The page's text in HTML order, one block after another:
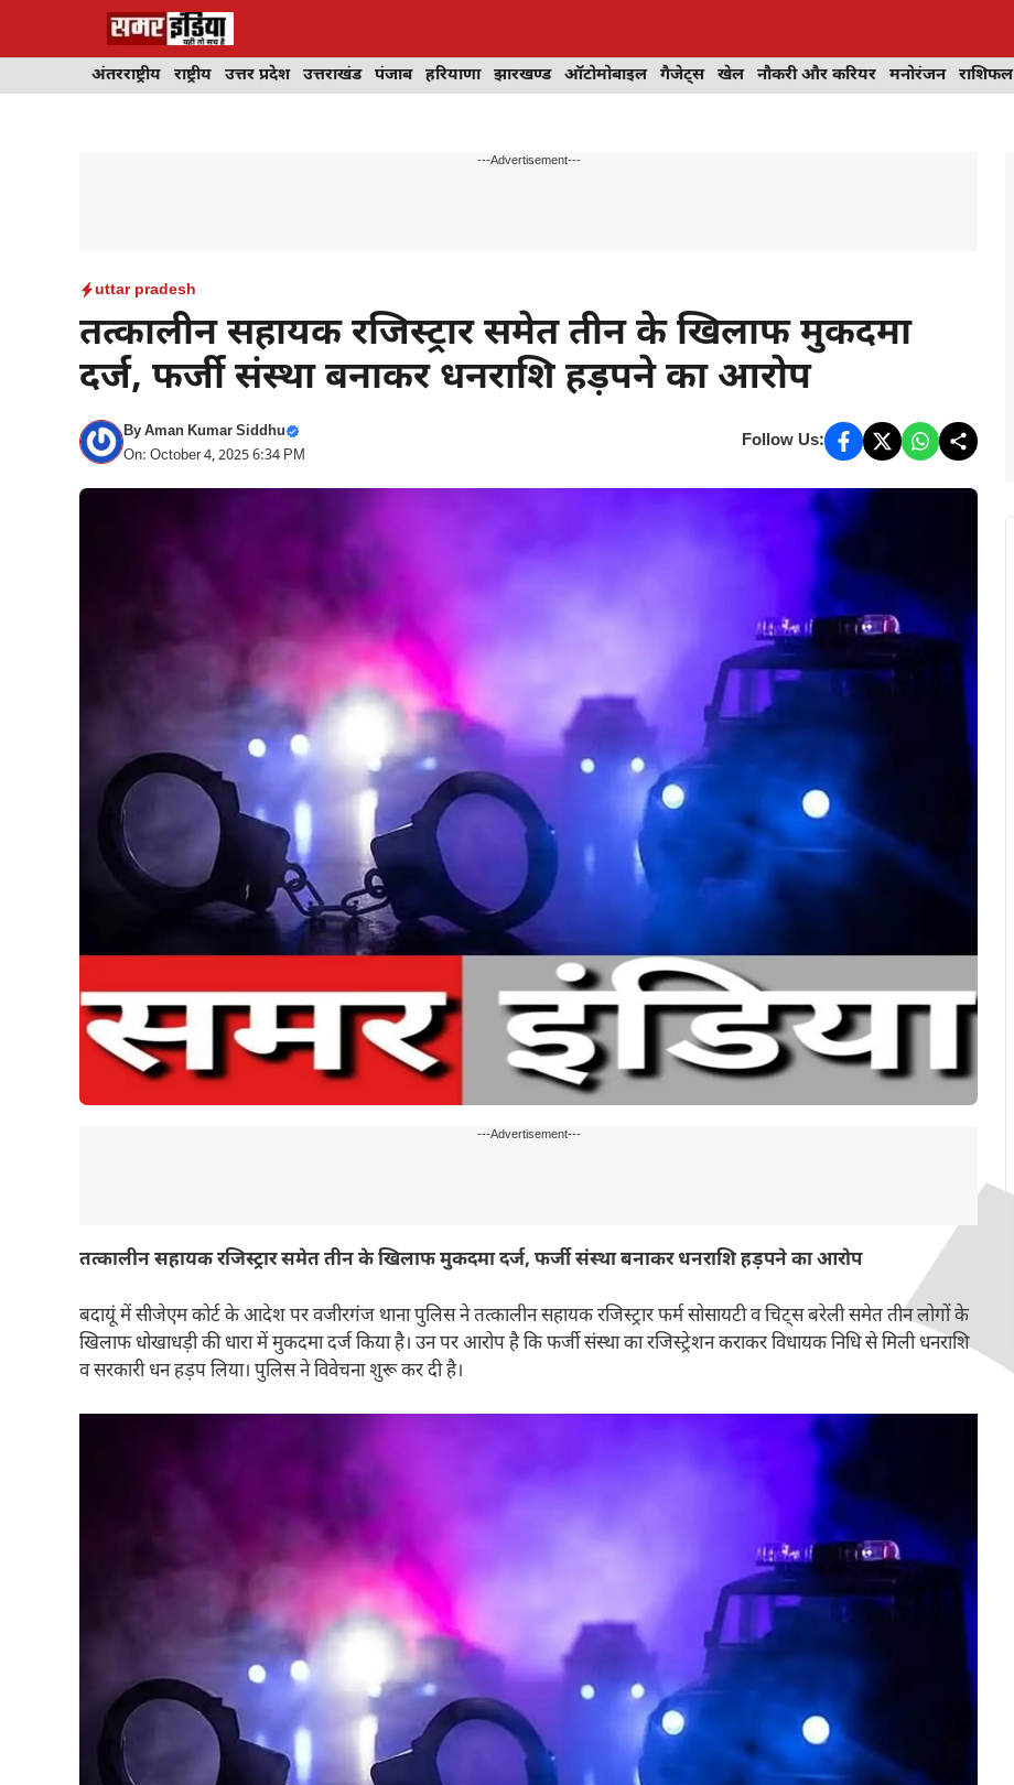
अंतरराष्ट्रीय राष्ट्रीय उत्तर प्रदेश उत्तराखंड पंजाब हरियाणा झारखण्ड ऑटोमोबाइल गैजेट्स खेल नौकरी और करियर मनोरंजन राशिफल
---Advertisement---
uttar pradesh
तत्कालीन सहायक रजिस्ट्रार समेत तीन के खिलाफ मुकदमा
दर्ज, फर्जी संस्था बनाकर धनराशि हड़पने का आरोप
ByAman Kumar Siddhu
On: October 4, 2025 6:34 PM
Follow Us:
---Advertisement---
तत्कालीन सहायक रजिस्ट्रार समेत तीन के खिलाफ मुकदमा दर्ज, फर्जी संस्था बनाकर धनराशि हड़पने का आरोप
बदायूं में सीजेएम कोर्ट के आदेश पर वजीरगंज थाना पुलिस ने तत्कालीन सहायक रजिस्ट्रार फर्म सोसायटी व चिट्स बरेली समेत तीन लोगों के
खिलाफ धोखाधड़ी की धारा में मुकदमा दर्ज किया है। उन पर आरोप है कि फर्जी संस्था का रजिस्ट्रेशन कराकर विधायक निधि से मिली धनराशि
व सरकारी धन हड़प लिया। पुलिस ने विवेचना शुरू कर दी है।